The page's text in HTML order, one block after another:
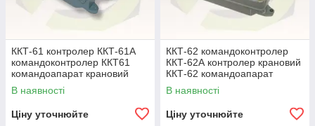
ККТ-61 контролер ККТ-61А
командоконтролер ККТ61
командоапарат крановий
В наявності
Ціну уточнюйте
ККТ-62 командоконтролер
ККТ-62А контролер крановий
ККТ-62 командоапарат
В наявності
Ціну уточнюйте